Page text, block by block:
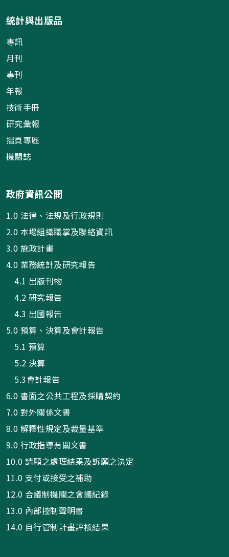
統計與出版品
專訊
月刊
專刊
年報
技術手冊
研究彙報
摺頁專區
機關誌
政府資訊公開
1.0 法律、法規及行政規則
2.0 本場組織職掌及聯絡資訊
3.0 施政計畫
4.0 業務統計及研究報告
4.1 出版刊物
4.2 研究報告
4.3 出國報告
5.0 預算、決算及會計報告
5.1 預算
5.2 決算
5.3會計報告
6.0 書面之公共工程及採購契約
7.0 對外關係文書
8.0 解釋性規定及裁量基準
9.0 行政指導有關文書
10.0 請願之處理結果及訴願之決定
11.0 支付或接受之補助
12.0 合議制機關之會議紀錄
13.0 內部控制聲明書
14.0 自行管制計畫評核結果